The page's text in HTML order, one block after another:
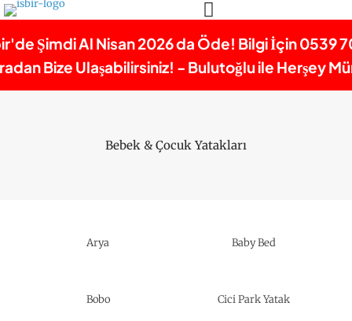
Şimdi Al Nisan 2026 da Öde! Bilgi İçin 0539
Bize Ulaşabilirsiniz! - Bulutoğlu ile Herşey
Bebek & Çocuk Yatakları
Arya Baby Bed
Bobo Cici Park Yatak